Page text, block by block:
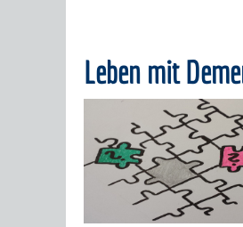
BEHÖRDENNUMMER
FAMILIEN
BERATUNG
UND
HILFE
Menschen
Leben mit